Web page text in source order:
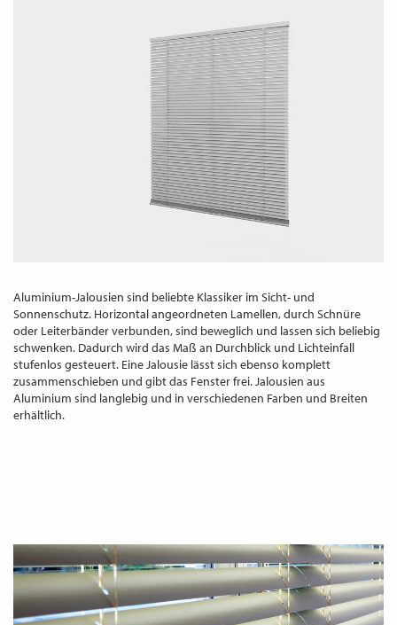
Aluminium-Jalousien sind beliebte Klassiker im Sicht- und
Sonnenschutz. Horizontal angeordneten Lamellen, durch Schnüre
oder Leiterbänder verbunden, sind beweglich und lassen sich beliebig
schwenken. Dadurch wird das Maß an Durchblick und Lichteinfall
stufenlos gesteuert. Eine Jalousie lässt sich ebenso komplett
zusammenschieben und gibt das Fenster frei. Jalousien aus
Aluminium sind langlebig und in verschiedenen Farben und Breiten
erhältlich.